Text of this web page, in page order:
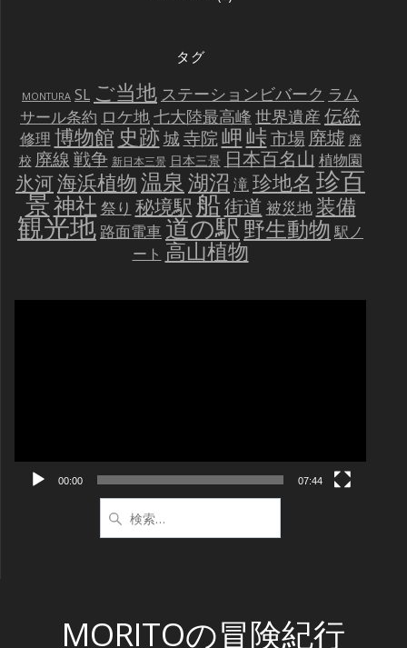
タグ
MONTURA SL ご当地 ステーションビバーク ラム
サール条約 ロケ地七大陸最高峰 世界遺産 伝統
修理 博物館 史跡城寺院岬峠市場 廃墟 廃
校 廃線戦争 新日本三景 日本三景 日本百名山 植物園
氷河海浜植物温泉湖沼 滝珍地名 珍百
景神社 祭り 秘境駅船街道 被災地 装備
観光地 路面電車道の駅野生動物 駅ノ
ート 高山植物
00:00 07:44
索:
MORITOの冒険紀行